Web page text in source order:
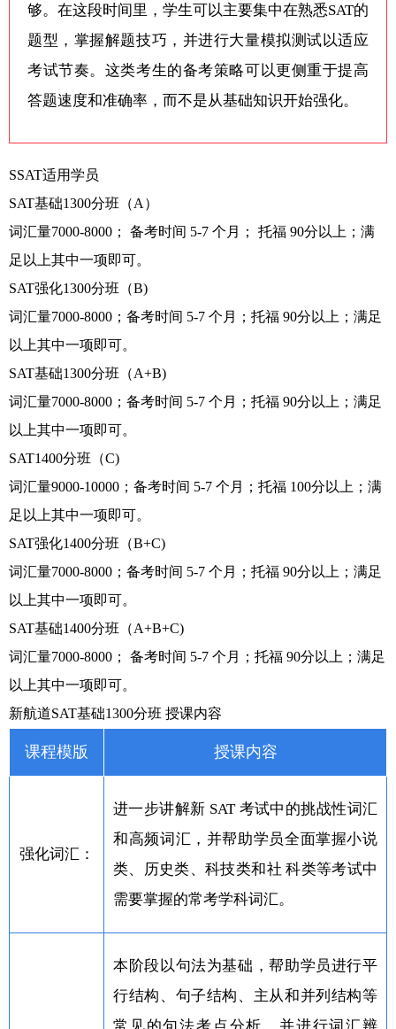
够。在这段时间里，学生可以主要集中在熟悉SAT的
题型，掌握解题技巧，并进行大量模拟测试以适应
考试节奏。这类考生的备考策略可以更侧重于提高
答题速度和准确率，而不是从基础知识开始强化。
SSAT适用学员
SAT基础1300分班（A）
词汇量7000-8000； 备考时间 5-7 个月； 托福 90分以上；满
足以上其中一项即可。
SAT强化1300分班（B)
词汇量7000-8000；备考时间 5-7 个月；托福 90分以上；满足
以上其中一项即可。
SAT基础1300分班（A+B)
词汇量7000-8000；备考时间 5-7 个月；托福 90分以上；满足
以上其中一项即可。
SAT1400分班（C)
词汇量9000-10000；备考时间 5-7 个月；托福 100分以上；满
足以上其中一项即可。
SAT强化1400分班（B+C)
词汇量7000-8000；备考时间 5-7 个月；托福 90分以上；满足
以上其中一项即可。
SAT基础1400分班（A+B+C)
词汇量7000-8000； 备考时间 5-7 个月；托福 90分以上；满足
以上其中一项即可。
新航道SAT基础1300分班 授课内容
课程模版 授课内容
强化词汇：
进一步讲解新 SAT 考试中的挑战性词汇
和高频词汇，并帮助学员全面掌握小说
类、历史类、科技类和社 科类等考试中
需要掌握的常考学科词汇。
本阶段以句法为基础，帮助学员进行平
行结构、句子结构、主从和并列结构等
常见的句法考点分析，并进行词汇辨